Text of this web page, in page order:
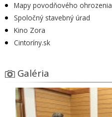
Mapy povodňového ohrozenia
Spoločný stavebný úrad
Kino Zora
Cintoríny.sk
Galéria